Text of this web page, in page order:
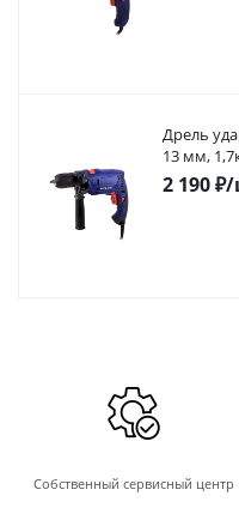
Дрель
13 мм,
2 190₽/
Собственный сервисный центр